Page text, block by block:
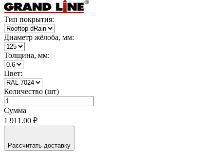
Тип покрытия:
Диаметр жёлоба, мм:
Толщина, мм:
Цвет:
Количество (шт)
Сумма
1 911.00 ₽
Рассчитать доставку